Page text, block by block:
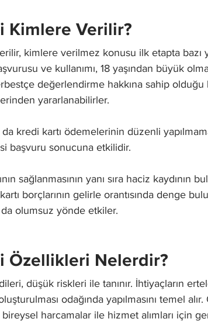
Kimlere Verilir?
kimlere verilmez konusu ilk etapta bazı
ve kullanımı, 18 yaşından büyük
değerlendirme hakkına sahip
yararlanabilirler.
kredi kartı ödemelerinin düzenli
başvuru sonucuna etkilidir.
sağlanmasının yanı sıra haciz kaydının
borçlarının gelirle orantısında denge
olumsuz yönde etkiler.
Özellikleri Nelerdir?
düşük riskleri ile tanınır. İhtiyaçların
odağında yapılmasını temel
harcamalar ile hizmet alımları için